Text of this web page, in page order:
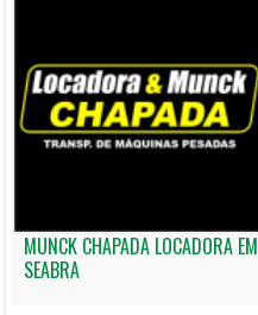
MUNCK CHAPADA LOCADORA EM
SEABRA